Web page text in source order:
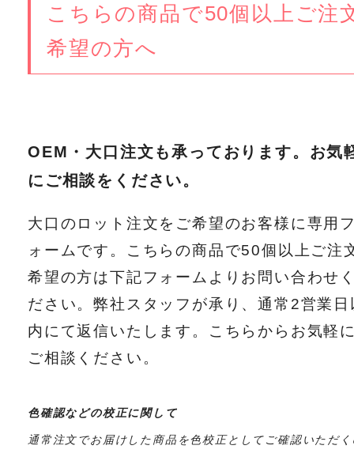
こちらの商品で50個以上ご注
希望の方へ
OEM・大口注文も承っております。お気
にご相談をください。
大口のロット注文をご希望のお客様に専用
ォームです。こちらの商品で50個以上ご注
希望の方は下記フォームよりお問い合わせ
ださい。弊社スタッフが承り、通常2営業日
内にて返信いたします。こちらからお気軽
ご相談ください。
色確認などの校正に関して
通常注文でお届けした商品を色校正としてご確認いただ